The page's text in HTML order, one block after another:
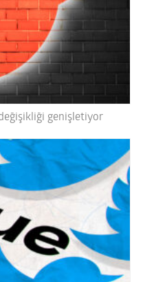
genişletiyor